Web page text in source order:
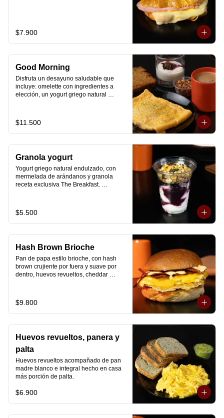
$7.900
Good Morning
Disfruta un desayuno saludable que
incluye: omelette con ingredientes a
elección, un yogurt griego natural
Breakfast y granola (endulzada con
miel), más un café o té a elección y un
trozo de queque de zanahoria sin
azúcar ni lactosa, endulzado con
$11.500
Granola yogurt
Yogurt griego natural endulzado, con
mermelada de arándanos y granola
receta exclusiva The Breakfast.
$5.500
Hash Brown Brioche
Pan de papa estilo brioche, con hash
brown crujiente por fuera y suave por
dentro, huevos revueltos, cheddar
partir el día en modo desayuno buffet.
$9.800
Huevos revueltos, panera y
palta
Huevos revueltos acompañado de pan
madre blanco e integral hecho en casa
más porción de palta.
$6.900